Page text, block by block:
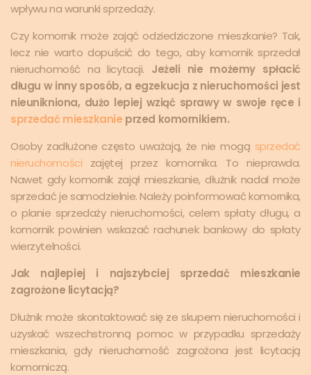
wpływu na warunki sprzedaży.
Czy komornik może zająć odziedziczone mieszkanie? Tak,
lecz nie warto dopuścić do tego, aby komornik sprzedał
nieruchomość na licytacji. Jeżeli nie możemy spłacić
długu w inny sposób, a egzekucja z nieruchomości jest
nieunikniona, dużo lepiej wziąć sprawy w swoje ręce i
sprzedać mieszkanie przed komornikiem.
Osoby zadłużone często uważają, że nie mogą sprzedać
nieruchomości zajętej przez komornika. To nieprawda.
Nawet gdy komornik zajął mieszkanie, dłużnik nadal może
sprzedać je samodzielnie. Należy poinformować komornika,
o planie sprzedaży nieruchomości, celem spłaty długu, a
komornik powinien wskazać rachunek bankowy do spłaty
wierzytelności.
Jak najlepiej i najszybciej sprzedać mieszkanie
zagrożone licytacją?
Dłużnik może skontaktować się ze skupem nieruchomości i
uzyskać wszechstronną pomoc w przypadku sprzedaży
mieszkania, gdy nieruchomość zagrożona jest licytacją
komorniczą.